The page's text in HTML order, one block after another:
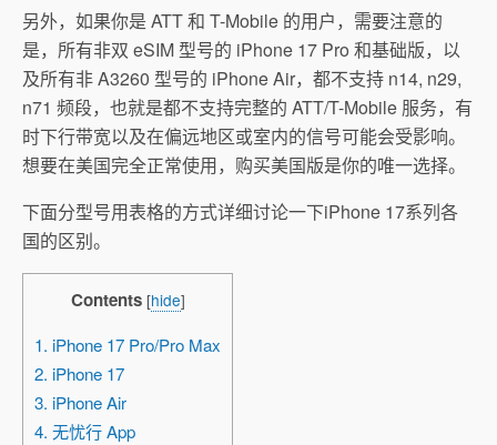
另外，如果你是 ATT 和 T-Mobile 的用户，需要注意的
是，所有非双 eSIM 型号的 iPhone 17 Pro 和基础版，以
及所有非 A3260 型号的 iPhone Air，都不支持 n14, n29,
n71 频段，也就是都不支持完整的 ATT/T-Mobile 服务，有
时下行带宽以及在偏远地区或室内的信号可能会受影响。
想要在美国完全正常使用，购买美国版是你的唯一选择。
下面分型号用表格的方式详细讨论一下iPhone 17系列各
国的区别。
Contents [hide]
1. iPhone 17 Pro/Pro Max
2. iPhone 17
3. iPhone Air
4. 无忧行 App